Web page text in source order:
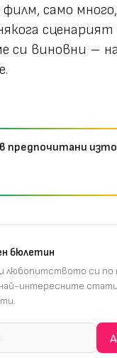
само
си виновни –
предпочитани
бюлетин
любопитството си по
интересните